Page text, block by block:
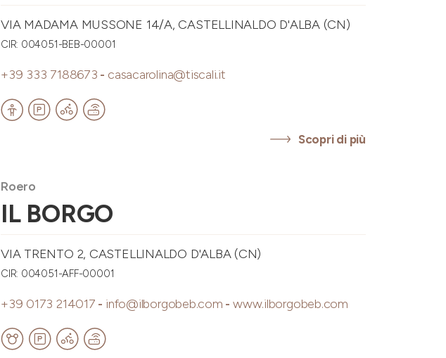
VIA MADAMA MUSSONE 14/A, CASTELLINALDO D'ALBA (CN)
CIR: 004051-BEB-00001
+39 333 7188673 - casacarolina@tiscali.it
Scopri di più
Roero
IL BORGO
VIA TRENTO 2, CASTELLINALDO D'ALBA (CN)
CIR: 004051-AFF-00001
+39 0173 214017 - info@ilborgobeb.com -www.ilborgobeb.com